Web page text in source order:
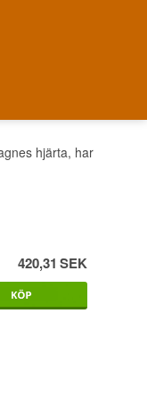
hjärta, har
420,31 SEK